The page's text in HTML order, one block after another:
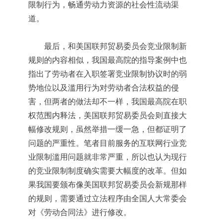
限制行为，畅通劳动力资源的社会性流动渠
道。
最后，和美国联邦贸易委员会竞业限制新
规则的内容相似，我国最高院的指导案例中也
指出了劳动者在入职签署竞业限制协议时的弱
势地位以及滥用行为对劳动者合法权益的侵
害，但两者的做法却不一样，我国最高院在职
权范围内释法，美国联邦贸易委员会则直接大
幅修改规则，虽然举措一缓一急，但都证明了
问题的严重性。笔者目前服务的互联网行业竞
业限制滥用问题就非常严重，所以也认为现行
的竞业限制制度确实需要大幅度的改革。但如
果我国要颁布像美国联邦贸易委员会新规那样
的规则，需要通过立法程序由全国人大常委会
对《劳动合同法》进行修改。